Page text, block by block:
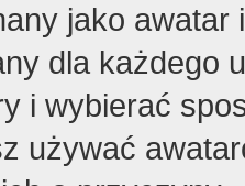
jako
dla każdego
i wybierać
używać